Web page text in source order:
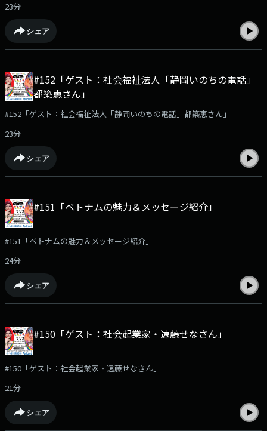
23分
シェア
#152「ゲスト：社会福祉法人「静岡いのちの電話」
都築恵さん」
#152「ゲスト：社会福祉法人「静岡いのちの電話」都築恵さん」
23分
シェア
#151「ベトナムの魅力＆メッセージ紹介」
#151「ベトナムの魅力＆メッセージ紹介」
24分
シェア
#150「ゲスト：社会起業家・遠藤せなさん」
#150「ゲスト：社会起業家・遠藤せなさん」
21分
シェア